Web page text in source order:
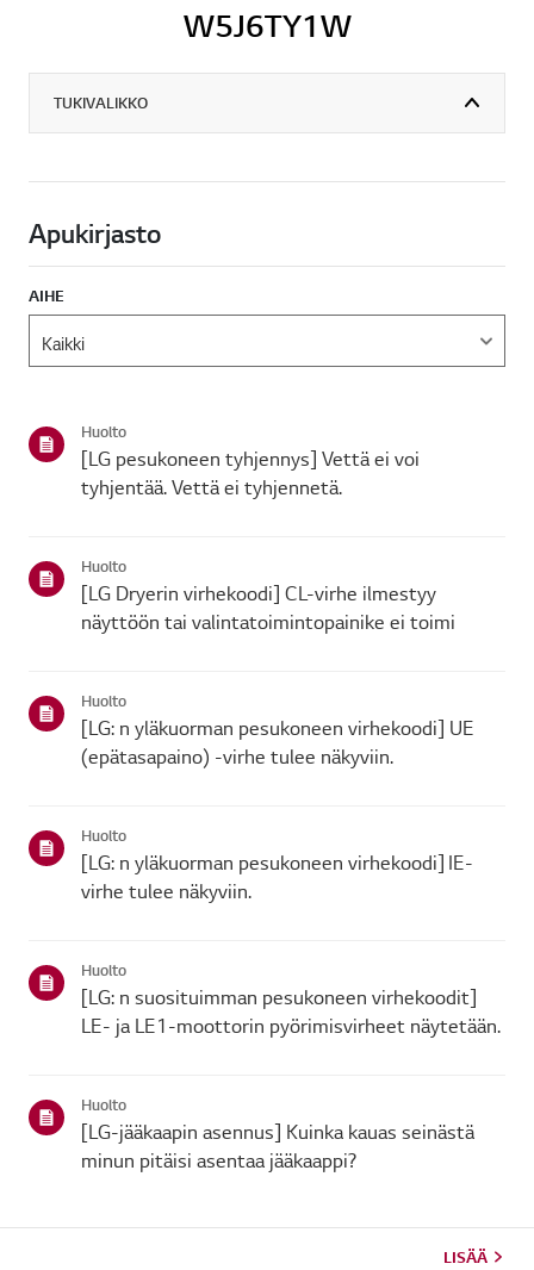
W5J6TY1W
TUKIVALIKKO
Apukirjasto
AIHE
Huolto
[LG pesukoneen tyhjennys] Vettä ei voi
tyhjentää. Vettä ei tyhjennetä.
Huolto
[LG Dryerin virhekoodi] CL-virhe ilmestyy
näyttöön tai valintatoimintopainike ei toimi
Huolto
[LG: n yläkuorman pesukoneen virhekoodi] UE
(epätasapaino) -virhe tulee näkyviin.
Huolto
[LG: n yläkuorman pesukoneen virhekoodi] IE-
virhe tulee näkyviin.
Huolto
[LG: n suosituimman pesukoneen virhekoodit]
LE- ja LE1-moottorin pyörimisvirheet näytetään.
Huolto
[LG-jääkaapin asennus] Kuinka kauas seinästä
minun pitäisi asentaa jääkaappi?
LISÄÄ